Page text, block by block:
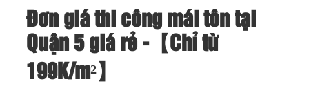
Đơn giá thi công mái tôn tại
Quận 5 giá rẻ -【Chỉ từ
199K/m²】